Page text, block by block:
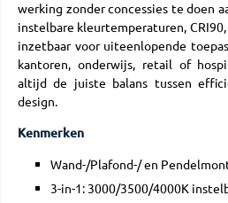
werking zonder concessies te doen
instelbare kleurtemperaturen,
inzetbaar voor uiteenlopende
kantoren, onderwijs, retail of
altijd de juiste balans tussen
design.
Kenmerken
Wand-/Plafond-/ en
3-in-1: 3000/3500/4000K